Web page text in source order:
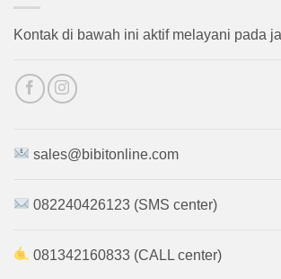
Kontak di bawah ini aktif melayani pada
sales@bibitonline.com
082240426123 (SMS center)
081342160833 (CALL center)